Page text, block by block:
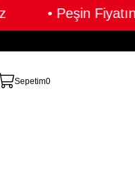
• Peşin
Sepetim0